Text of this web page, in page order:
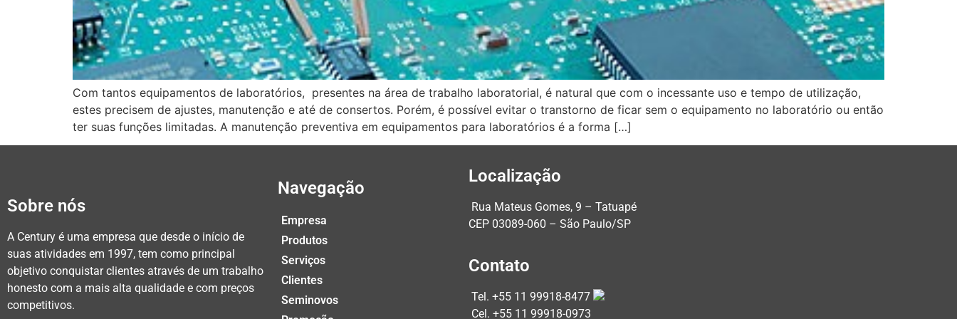
Com tantos equipamentos de laboratórios, presentes na área de trabalho laboratorial, é natural que com o incessante uso e tempo de utilização,
estes precisem de ajustes, manutenção e até de consertos. Porém, é possível evitar o transtorno de ficar sem o equipamento no laboratório ou então
ter suas funções limitadas. A manutenção preventiva em equipamentos para laboratórios é a forma […]
Sobre nós
A Century é uma empresa que desde o início de
suas atividades em 1997, tem como principal
objetivo conquistar clientes através de um trabalho
honesto com a mais alta qualidade e com preços
competitivos.
Navegação
Empresa
Produtos
Serviços
Clientes
Seminovos
Localização
Rua Mateus Gomes, 9 – Tatuapé
CEP 03089-060 – São Paulo/SP
Contato
Tel. +55 11 99918-8477
Cel. +55 11 99918-0973